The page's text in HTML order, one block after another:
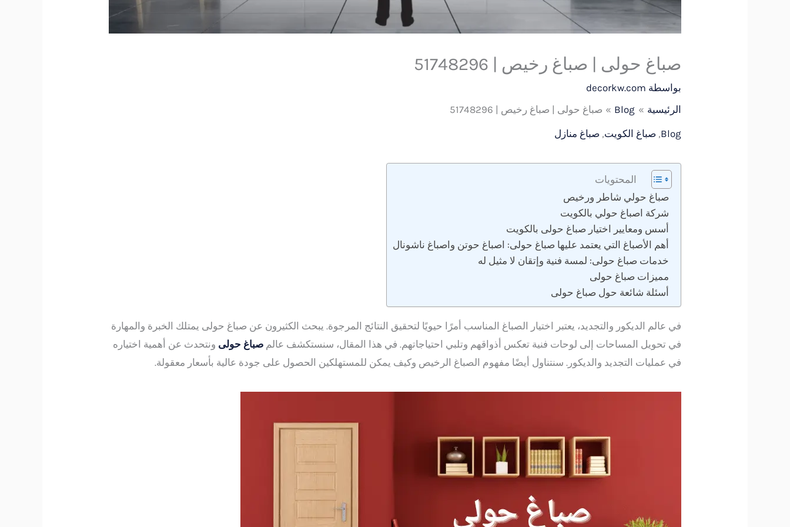
صباغ حولى | صباغ رخيص | 51748296
بواسطة decorkw.com
الرئيسية
Blog صباغ حولى | صباغ رخيص | 51748296
Blog
,صباغ الكويت,صباغ منازل
المحتويات
صباغ حولي شاطر ورخيص
شركة اصباغ حولي بالكويت
أسس ومعايير اختيار صباغ حولى بالكويت
أهم الأصباغ التي يعتمد عليها صباغ حولى: اصباغ حوتن واصباغ ناشونال
خدمات صباغ حولى: لمسة فنية وإتقان لا مثيل له
مميزات صباغ حولى
أسئلة شائعة حول صباغ حولى
في عالم الديكور والتجديد، يعتبر اختيار الصباغ المناسب أمرًا حيويًا لتحقيق النتائج المرجوة. يبحث الكثيرون عن صباغ حولى يمتلك الخبرة والمهارة
في تحويل المساحات إلى لوحات فنية تعكس أذواقهم وتلبي احتياجاتهم. في هذا المقال، سنستكشف عالمصباغ حولى ونتحدث عن أهمية اختياره
في عمليات التجديد والديكور. سنتناول أيضًا مفهوم الصباغ الرخيص وكيف يمكن للمستهلكين الحصول على جودة عالية بأسعار معقولة.